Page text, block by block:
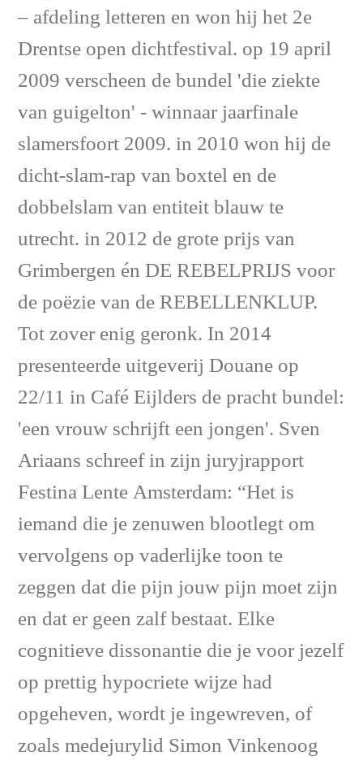
– afdeling letteren en won hij het 2e
Drentse open dichtfestival. op 19 april
2009 verscheen de bundel 'die ziekte
van guigelton' - winnaar jaarfinale
slamersfoort 2009. in 2010 won hij de
dicht-slam-rap van boxtel en de
dobbelslam van entiteit blauw te
utrecht. in 2012 de grote prijs van
Grimbergen én DE REBELPRIJS voor
de poëzie van de REBELLENKLUP.
Tot zover enig geronk. In 2014
presenteerde uitgeverij Douane op
22/11 in Café Eijlders de pracht bundel:
'een vrouw schrijft een jongen'. Sven
Ariaans schreef in zijn juryjrapport
Festina Lente Amsterdam: “Het is
iemand die je zenuwen blootlegt om
vervolgens op vaderlijke toon te
zeggen dat die pijn jouw pijn moet zijn
en dat er geen zalf bestaat. Elke
cognitieve dissonantie die je voor jezelf
op prettig hypocriete wijze had
opgeheven, wordt je ingewreven, of
zoals medejurylid Simon Vinkenoog